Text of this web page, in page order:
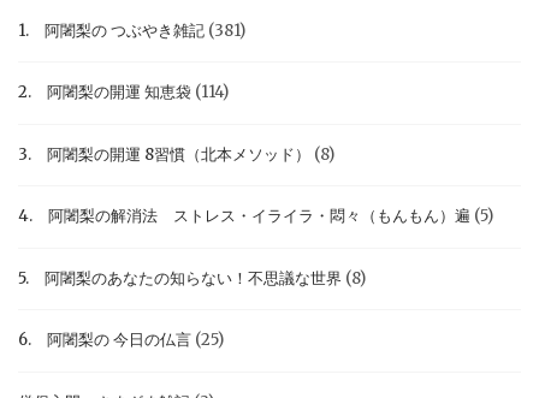
1. 阿闍梨の つぶやき雑記 (381)
2. 阿闍梨の開運 知恵袋 (114)
3. 阿闍梨の開運 8習慣（北本メソッド） (8)
4. 阿闍梨の解消法 ストレス・イライラ・悶々（もんもん）遍 (5)
5. 阿闍梨のあなたの知らない！不思議な世界 (8)
6. 阿闍梨の 今日の仏言 (25)